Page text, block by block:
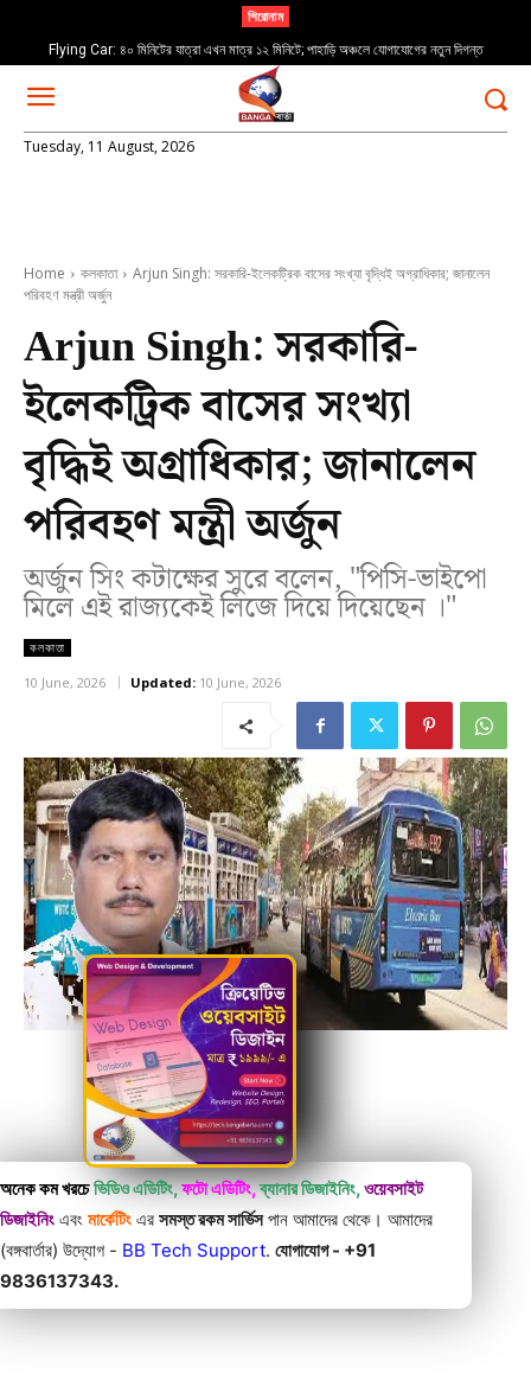
শিরোনাম
Flying Car: ৪০ মিনিটের যাত্রা এখন মাত্র ১২ মিনিটে; পাহাড়ি অঞ্চলে যোগাযোগের নতুন দিগন্ত
Tuesday, 11 August, 2026
Home কলকাতা
Arjun Singh: সরকারি-ইলেকট্রিক বাসের সংখ্যা বৃদ্ধিই অগ্রাধিকার; জানালেন
পরিবহণ মন্ত্রী অর্জুন
Arjun Singh: সরকারি-
ইলেকট্রিক বাসের সংখ্যা
বৃদ্ধিই অগ্রাধিকার; জানালেন
পরিবহণ মন্ত্রী অর্জুন
অর্জুন সিং কটাক্ষের সুরে বলেন, "পিসি-ভাইপো
মিলে এই রাজ্যকেই লিজে দিয়ে দিয়েছেন ।"
কলকাতা
10 June, 2026 Updated: 10 June, 2026
অনেক কম খরচে ভিডিও এডিটিং,ফটো এডিটিং,ব্যানার ডিজাইনিং,ওয়েবসাইট
ডিজাইনিং এবং মার্কেটিং এর সমস্ত রকম সার্ভিসপান আমাদের থেকে। আমাদের
(বঙ্গবার্তার) উদ্যোগ - BB Tech Support. যোগাযোগ - +91
9836137343.